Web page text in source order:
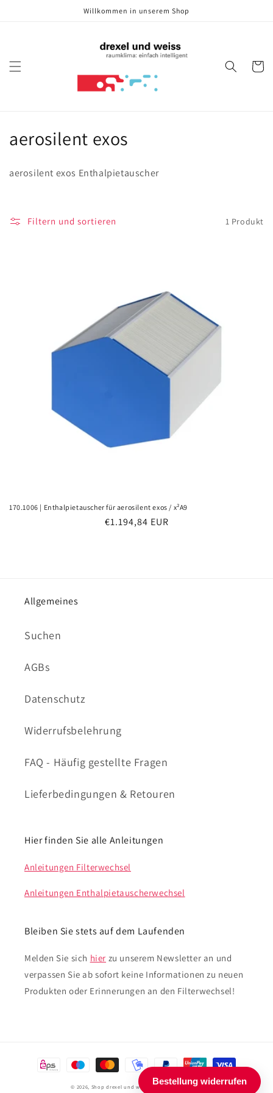
Willkommen in unserem Shop
K
g
aerosilent exos
aerosilent exos Enthalpietauscher
Filtern und sortieren 1 Produkt
170.1006 | Enthalpietauscher für aerosilent exos / x²A9
Normaler
€1.194,84 EUR
Allgemeines
Suchen
AGBs
Datenschutz
Widerrufsbelehrung
FAQ - Häufig gestellte Fragen
Lieferbedingungen & Retouren
Hier finden Sie alle Anleitungen
Anleitungen Filterwechsel
Anleitungen Enthalpietauscherwechsel
Bleiben Sie stets auf dem Laufenden
Melden Sie sich hier zu unserem Newsletter an und
verpassen Sie ab sofort keine Informationen zu neuen
Produkten oder Erinnerungen an den Filterwechsel!
Zahlungsmethoden
© 2026, Shop drexel und weiss Powered by Shopify